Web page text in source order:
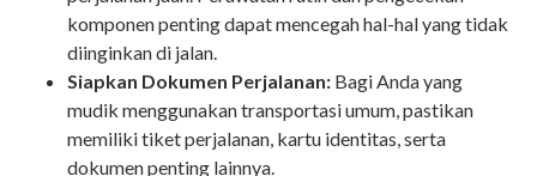
komponen penting dapat mencegah hal-hal yang tidak
diinginkan di jalan.
Siapkan Dokumen Perjalanan: Bagi Anda yang
mudik menggunakan transportasi umum, pastikan
memiliki tiket perjalanan, kartu identitas, serta
dokumen penting lainnya.